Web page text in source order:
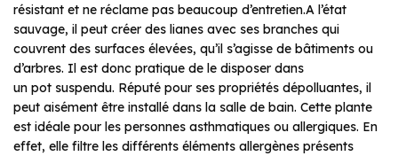
résistant et ne réclame pas beaucoup d’entretien.A l’état
sauvage, il peut créer des lianes avec ses branches qui
couvrent des surfaces élevées, qu’il s’agisse de bâtiments ou
d’arbres. Il est donc pratique de le disposer dans
un pot suspendu. Réputé pour ses propriétés dépolluantes, il
peut aisément être installé dans la salle de bain. Cette plante
est idéale pour les personnes asthmatiques ou allergiques. En
effet, elle filtre les différents éléments allergènes présents